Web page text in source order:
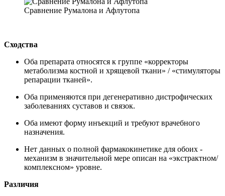
Сравнение Румалона и Афлутопа
Сходства
Оба препарата относятся к группе «корректоры
метаболизма костной и хрящевой ткани» / «стимуляторы
репарации тканей».
Оба применяются при дегенеративно дистрофических
заболеваниях суставов и связок.
Оба имеют форму инъекций и требуют врачебного
назначения.
Нет данных о полной фармакокинетике для обоих -
механизм в значительной мере описан на «экстрактном/
комплексном» уровне.
Различия